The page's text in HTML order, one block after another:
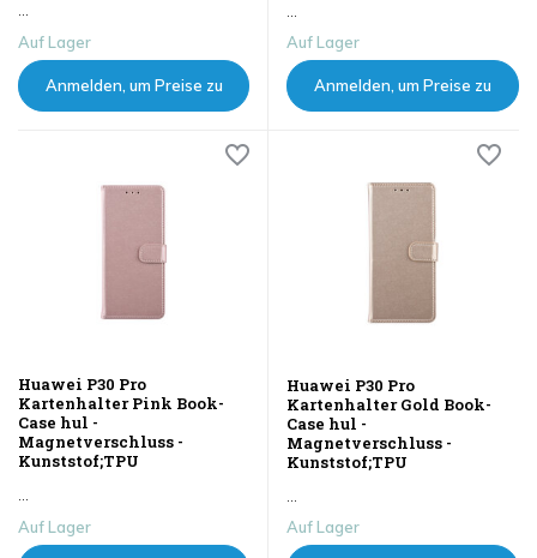
...
Auf Lager
Anmelden, um Preise zu
...
Auf Lager
Anmelden, um Preise zu
Huawei P30 Pro
Kartenhalter Pink Book-
Case hul -
Magnetverschluss -
Kunststof;TPU
Auf Lager
Huawei P30 Pro
Kartenhalter Gold Book-
Case hul -
Magnetverschluss -
Kunststof;TPU
Auf Lager